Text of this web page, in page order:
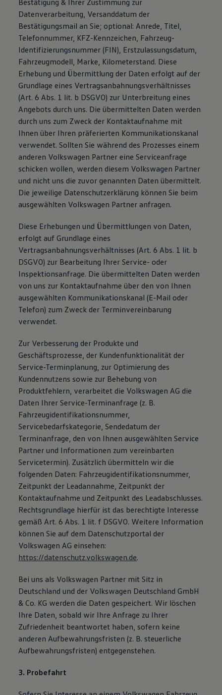
Bestätigung & Ihrer Zustimmung zur
Datenverarbeitung, Versanddatum der
Bestätigungsmail an Sie; optional: Anrede, Titel,
Telefonnummer, KFZ-Kennzeichen, Fahrzeug-
Identifizierungsnummer (FIN), Erstzulassungsdatum,
Fahrzeugmodell, Marke, Kilometerstand. Diese
Erhebung und Übermittlung der Daten erfolgt auf der
Grundlage eines Vertragsanbahnungsverhältnisses
(Art. 6 Abs. 1 lit. b DSGVO) zur Unterbreitung eines
Angebots durch uns. Die übermittelten Daten werden
durch uns zum Zweck der Kontaktaufnahme mit
Ihnen über Ihren präferierten Kommunikationskanal
verwendet. Sollten Sie während des Prozesses einem
anderen Volkswagen Partner eine Serviceanfrage
schicken wollen, werden diesem Volkswagen Partner
und nicht uns die zuvor genannten Daten übermittelt.
Die jeweilige Datenschutzerklärung können Sie beim
ausgewählten Volkswagen Partner anfragen.
Diese Erhebungen und Übermittlungen von Daten,
erfolgt auf Grundlage eines
Vertragsanbahnungsverhältnisses (Art. 6 Abs. 1 lit. b
DSGVO) zur Bearbeitung Ihrer Service- oder
Inspektionsanfrage. Die übermittelten Daten werden
von uns zur Kontaktaufnahme über den von Ihnen
ausgewählten Kommunikationskanal (E-Mail oder
Telefon) zum Zweck der Terminvereinbarung
verwendet.
Zur Verbesserung der Produkte und
Geschäftsprozesse, der Kundenfunktionalität der
Service-Terminplanung, zur Optimierung des
Kundennutzens sowie zur Behebung von
Produktfehlern, verarbeitet die Volkswagen AG die
Daten Ihrer Service-Terminanfrage (z. B.
Fahrzeugidentifikationsnummer,
Servicebedarfskategorie, Sendedatum der
Terminanfrage, den von Ihnen ausgewählten Service
Partner und Informationen zum vereinbarten
Servicetermin). Zusätzlich übermitteln wir die
folgenden Daten: Fahrzeugidentifikationsnummer,
Zeitpunkt der Leadannahme, Zeitpunkt der
Kontaktaufnahme und Zeitpunkt des Leadabschlusses.
Rechtsgrundlage hierfür ist das berechtigte Interesse
gemäß Art. 6 Abs. 1 lit. f DSGVO. Weitere Information
können Sie auf dem Datenschutzportal der
Volkswagen AG einsehen:
https://datenschutz.volkswagen.de.
Bei uns als Volkswagen Partner mit Sitz in
Deutschland und der Volkswagen Deutschland GmbH
& Co. KG werden die Daten gespeichert. Wir löschen
Ihre Daten, sobald wir Ihre Anfrage zu Ihrer
Zufriedenheit beantwortet haben, sofern keine
anderen Aufbewahrungsfristen (z. B. steuerliche
Aufbewahrungsfristen) entgegenstehen.
3. Probefahrt